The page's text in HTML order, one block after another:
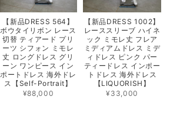
【新品DRESS 564】
ボウタイリボン レース
切替 ティアード プリ
ーツ シフォン ミモレ
丈 ロングドレス グリ
ーン ワンピース イン
ポートドレス 海外ドレ
ス【Self-Portrait】
¥88,000
【新品DRESS 1002】
レーススリーブ ハイネ
ック ミモレ丈 フレア
ミディアムドレス ミデ
ィドレス ピンク パー
ティードレス インポー
トドレス 海外ドレス
【LIQUORISH】
¥33,000